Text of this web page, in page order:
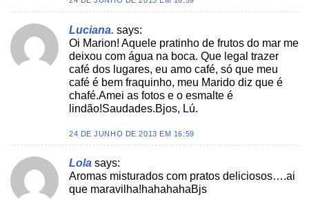
Luciana. says:
Oi Marion! Aquele pratinho de frutos do mar me
deixou com água na boca. Que legal trazer
café dos lugares, eu amo café, só que meu
café é bem fraquinho, meu Marido diz que é
chafé.Amei as fotos e o esmalte é
lindão!Saudades.Bjos, Lú.
24 DE JUNHO DE 2013 EM 16:59
Lola says:
Aromas misturados com pratos deliciosos….ai
que maravilha!hahahahaBjs